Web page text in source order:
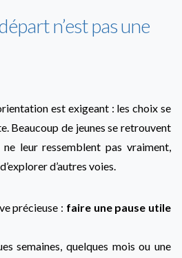
n’est pas une
est exigeant : les choix se
Beaucoup de jeunes se retrouvent
leur ressemblent pas vraiment,
d’autres voies.
précieuse : faire une pause utile
semaines, quelques mois ou une